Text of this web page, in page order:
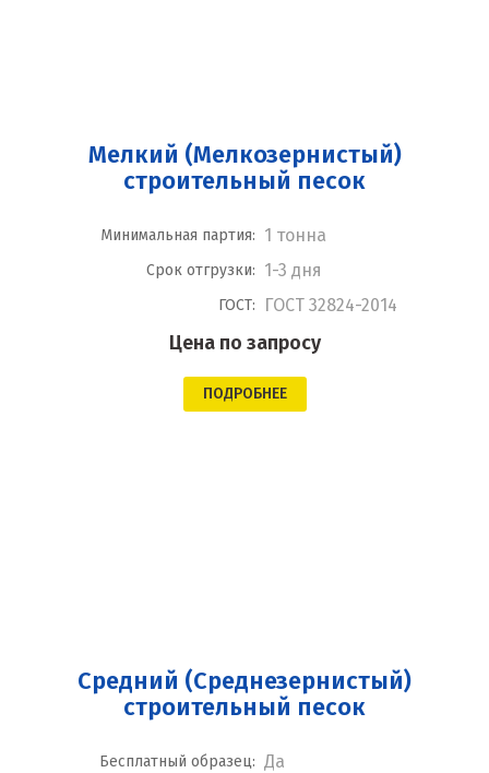
Мелкий (Мелкозернистый)
строительный песок
Минимальная партия: 1 тонна
Срок отгрузки: 1-3 дня
ГОСТ: ГОСТ 32824-2014
Цена по запросу
ПОДРОБНЕЕ
Средний (Среднезернистый)
строительный песок
Бесплатный образец: Да